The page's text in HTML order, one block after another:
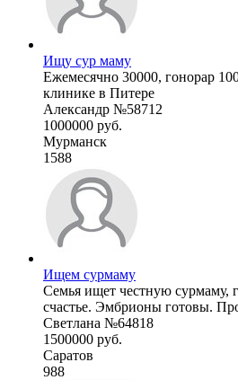
Ищу сур маму
Ежемесячно 30000, гонорар
клинике в Питере
Александр №58712
1000000 руб.
Мурманск
1588
Ищем сурмаму
Семья ищет честную сурмаму,
счастье. Эмбрионы готовы.
Светлана №64818
1500000 руб.
Саратов
988